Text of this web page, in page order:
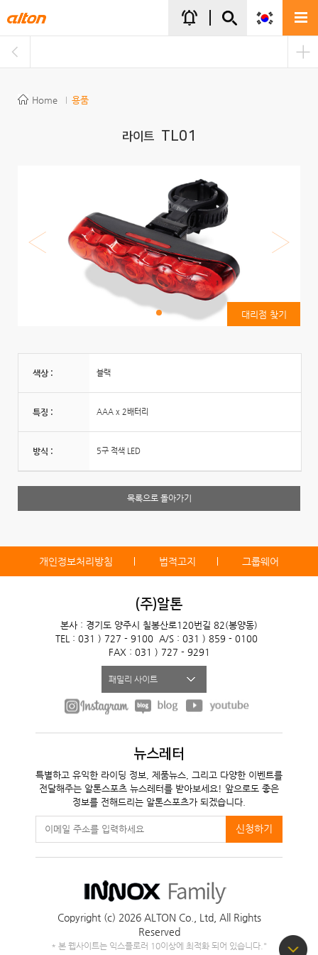
notifications_active
Home 용품
라이트 TL01
대리점 찾기
색상 : 블랙
특징 : AAA x 2배터리
방식 : 5구 적색 LED
목록으로 돌아가기
개인정보처리방침 법적고지 그룹웨어
(주)알톤
본사 : 경기도 양주시 칠봉산로120번길 82(봉양동)
TEL : 031 ) 727 - 9100
A/S : 031 ) 859 - 0100
FAX : 031 ) 727 - 9291
패밀리 사이트
뉴스레터
특별하고 유익한 라이딩 정보, 제품뉴스, 그리고 다양한 이벤트를
전달해주는 알톤스포츠 뉴스레터를 받아보세요! 앞으로도 좋은
정보를 전해드리는 알톤스포츠가 되겠습니다.
신청하기
Copyright (c) 2026 ALTON Co., Ltd, All Rights
Reserved
* 본 웹사이트는 익스플로러 10이상에 최적화 되어 있습니다."